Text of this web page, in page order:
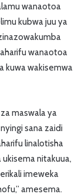
wanaotoa
kubwa juu ya
wanaotoa
kuwa wakisemwa
maswala ya
sana zaidi
linalotisha
nitakuua,
imeweka
amesema.